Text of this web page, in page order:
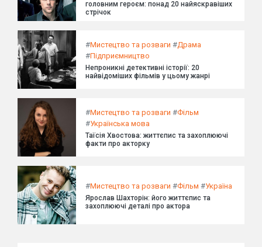
головним героєм: понад 20 найяскравіших
стрічок
#Мистецтво та розваги #Драма
#Підприємництво
Непроникні детективні історії: 20
найвідоміших фільмів у цьому жанрі
#Мистецтво та розваги #Фільм
#Українська мова
Таїсія Хвостова: життєпис та захоплюючі
факти про акторку
#Мистецтво та розваги #Фільм #Україна
Ярослав Шахторін: його життєпис та
захоплюючі деталі про актора